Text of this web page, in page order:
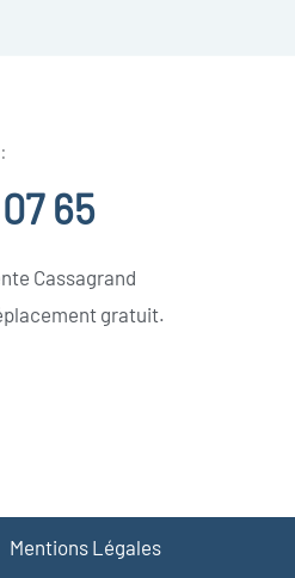
65
Cassagrand
gratuit.
Mentions Légales